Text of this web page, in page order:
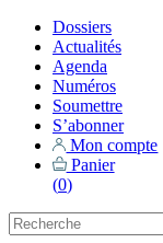
Dossiers
Actualités
Agenda
Numéros
Soumettre
S’abonner
Mon compte
Panier
(0)